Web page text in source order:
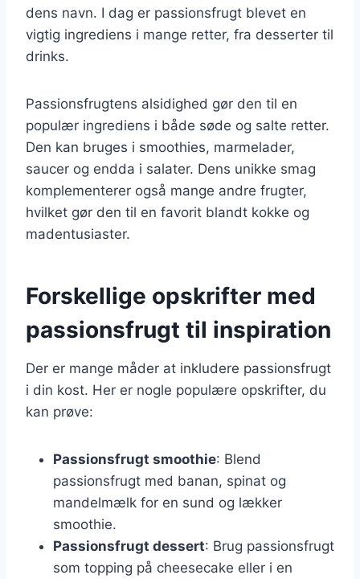
dens navn. I dag er passionsfrugt blevet en
vigtig ingrediens i mange retter, fra desserter til
drinks.
Passionsfrugtens alsidighed gør den til en
populær ingrediens i både søde og salte retter.
Den kan bruges i smoothies, marmelader,
saucer og endda i salater. Dens unikke smag
komplementerer også mange andre frugter,
hvilket gør den til en favorit blandt kokke og
madentusiaster.
Forskellige opskrifter med
passionsfrugt til inspiration
Der er mange måder at inkludere passionsfrugt
i din kost. Her er nogle populære opskrifter, du
kan prøve:
Passionsfrugt smoothie: Blend
passionsfrugt med banan, spinat og
mandelmælk for en sund og lækker
smoothie.
Passionsfrugt dessert: Brug passionsfrugt
som topping på cheesecake eller i en